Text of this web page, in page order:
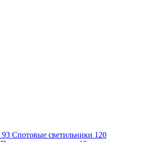
93 Спотовые светильники 120